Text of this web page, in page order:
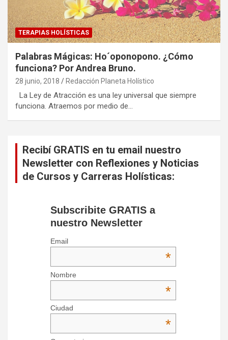
TERAPIAS HOLÍSTICAS
Palabras Mágicas: Ho´oponopono. ¿Cómo
funciona? Por Andrea Bruno.
28 junio, 2018 Redacción Planeta Holístico
La Ley de Atracción es una ley universal que siempre
funciona. Atraemos por medio de…
Recibí GRATIS en tu email nuestro
Newsletter con Reflexiones y Noticias
de Cursos y Carreras Holísticas:
Subscribite GRATIS a
nuestro Newsletter
Email
*
Nombre
*
Ciudad
*